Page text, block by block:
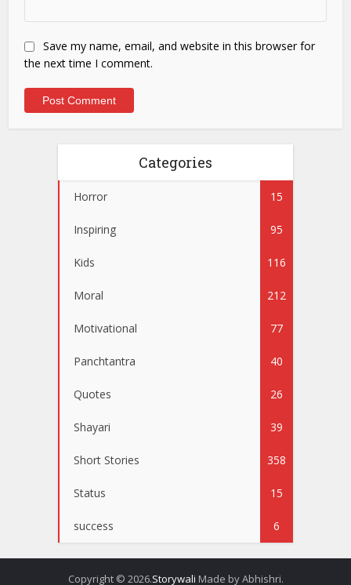
Save my name, email, and website in this browser for
the next time I comment.
Categories
Horror 15
Inspiring 95
Kids 116
Moral 212
Motivational 77
Panchtantra 40
Quotes 26
Shayari 39
Short Stories 358
Status 15
success 6
Copyright © 2026.Storywali Made by Abhishri.